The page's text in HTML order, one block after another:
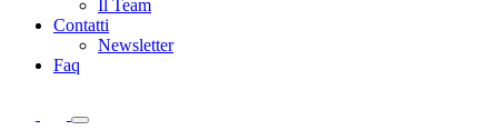
Il Team
Contatti
Newsletter
Faq